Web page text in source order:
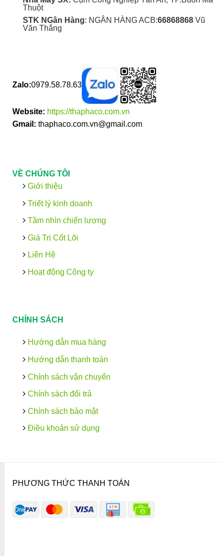
Thuột
STK NGân Hàng: NGÂN HÀNG ACB:66868868Vũ
Văn Thắng
Zalo:0979.58.78.63
Website: https://thaphaco.com.vn
Gmail: thaphaco.com.vn@gmail.com
VỀ CHÚNG TÔI
Giới thiệu
Triết lý kinh doanh
Tầm nhìn chiến lượng
Giá Trị Cốt Lõi
Liên Hệ
Hoạt động Công ty
CHÍNH SÁCH
Hướng dẫn mua hàng
Hướng dẫn thanh toán
Chính sách vận chuyển
Chính sách đổi trả
Chính sách bảo mật
Điều khoản sử dụng
PHƯƠNG THỨC THANH TOÁN